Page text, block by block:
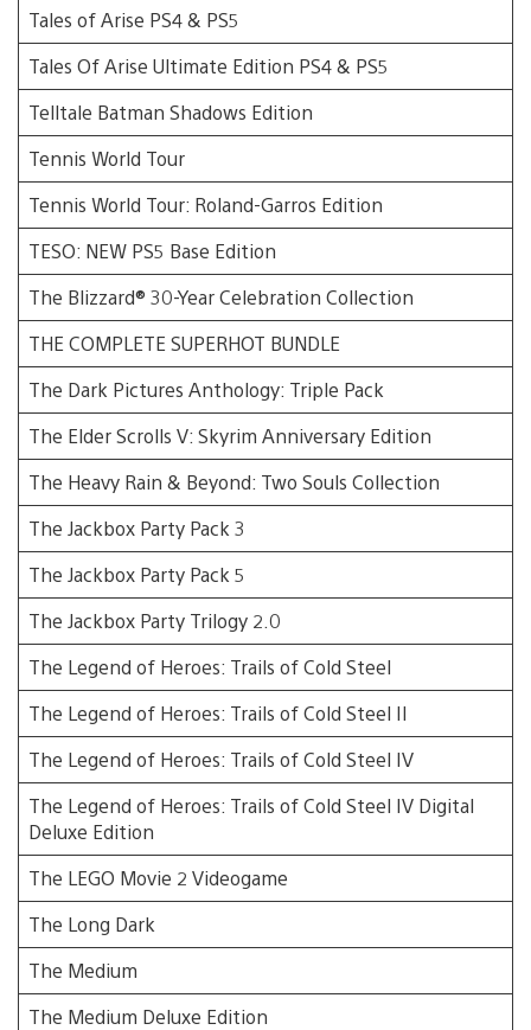
Tales of Arise PS4 & PS5
Tales Of Arise Ultimate Edition PS4 & PS5
Telltale Batman Shadows Edition
Tennis World Tour
Tennis World Tour: Roland-Garros Edition
TESO: NEW PS5 Base Edition
The Blizzard® 30-Year Celebration Collection
THE COMPLETE SUPERHOT BUNDLE
The Dark Pictures Anthology: Triple Pack
The Elder Scrolls V: Skyrim Anniversary Edition
The Heavy Rain & Beyond: Two Souls Collection
The Jackbox Party Pack 3
The Jackbox Party Pack 5
The Jackbox Party Trilogy 2.0
The Legend of Heroes: Trails of Cold Steel
The Legend of Heroes: Trails of Cold Steel II
The Legend of Heroes: Trails of Cold Steel IV
The Legend of Heroes: Trails of Cold Steel IV Digital
Deluxe Edition
The LEGO Movie 2 Videogame
The Long Dark
The Medium
The Medium Deluxe Edition